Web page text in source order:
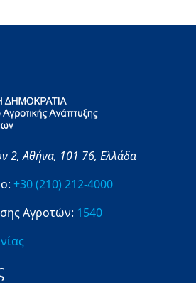
2,Αθήνα, 101 76, Ελλάδα
+30 (210) 212-4000
Αγροτών: 1540